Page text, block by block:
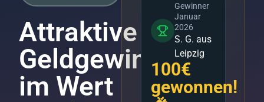
Attraktive
Geldgewinne
im Wert
Gewinner
Januar
2026
S. G. aus
Leipzig
100€
gewonnen!